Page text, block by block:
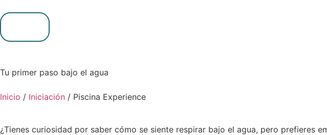
Tu primer paso bajo el agua
Inicio / Iniciación / Piscina Experience
¿Tienes curiosidad por saber cómo se siente respirar bajo el agua, pero prefieres